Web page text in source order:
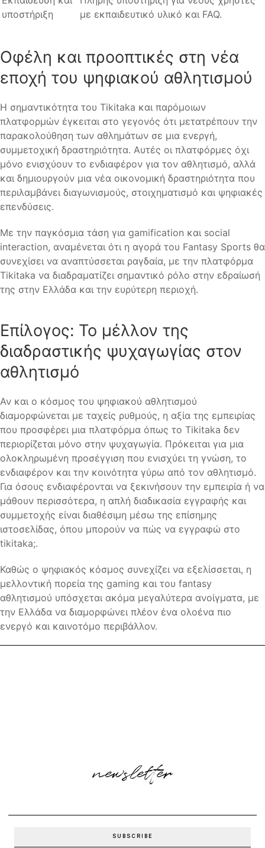
υποστήριξη
με εκπαιδευτικό υλικό και FAQ.
Οφέλη και προοπτικές στη νέα
εποχή του ψηφιακού αθλητισμού
Η σημαντικότητα του Tikitaka και παρόμοιων
πλατφορμών έγκειται στο γεγονός ότι μετατρέπουν την
παρακολούθηση των αθλημάτων σε μια ενεργή,
συμμετοχική δραστηριότητα. Αυτές οι πλατφόρμες όχι
μόνο ενισχύουν το ενδιαφέρον για τον αθλητισμό, αλλά
και δημιουργούν μια νέα οικονομική δραστηριότητα που
περιλαμβάνει διαγωνισμούς, στοιχηματισμό και ψηφιακές
επενδύσεις.
Με την παγκόσμια τάση για gamification και social
interaction, αναμένεται ότι η αγορά του Fantasy Sports θα
συνεχίσει να αναπτύσσεται ραγδαία, με την πλατφόρμα
Tikitaka να διαδραματίζει σημαντικό ρόλο στην εδραίωσή
της στην Ελλάδα και την ευρύτερη περιοχή.
Επίλογος: Το μέλλον της
διαδραστικής ψυχαγωγίας στον
αθλητισμό
Αν και ο κόσμος του ψηφιακού αθλητισμού
διαμορφώνεται με ταχείς ρυθμούς, η αξία της εμπειρίας
που προσφέρει μια πλατφόρμα όπως το Tikitaka δεν
περιορίζεται μόνο στην ψυχαγωγία. Πρόκειται για μια
ολοκληρωμένη προσέγγιση που ενισχύει τη γνώση, το
ενδιαφέρον και την κοινότητα γύρω από τον αθλητισμό.
Για όσους ενδιαφέρονται να ξεκινήσουν την εμπειρία ή να
μάθουν περισσότερα, η απλή διαδικασία εγγραφής και
συμμετοχής είναι διαθέσιμη μέσω της επίσημης
ιστοσελίδας, όπου μπορούν να πώς να εγγραφώ στο
tikitaka;.
Καθώς ο ψηφιακός κόσμος συνεχίζει να εξελίσσεται, η
μελλοντική πορεία της gaming και του fantasy
αθλητισμού υπόσχεται ακόμα μεγαλύτερα ανοίγματα, με
την Ελλάδα να διαμορφώνει πλέον ένα ολοένα πιο
ενεργό και καινοτόμο περιβάλλον.
newsletter